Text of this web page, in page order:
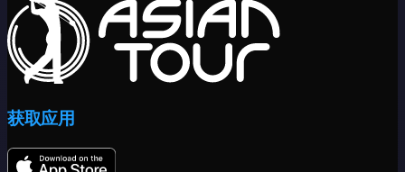
获取应用